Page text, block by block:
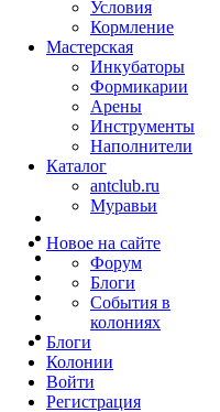
Условия
Кормление
Мастерская
Инкубаторы
Формикарии
Арены
Инструменты
Наполнители
Каталог
antclub.ru
Муравьи
Новое на сайте
Форум
Блоги
События в
колониях
Блоги
Колонии
Войти
Peгиcтpaция